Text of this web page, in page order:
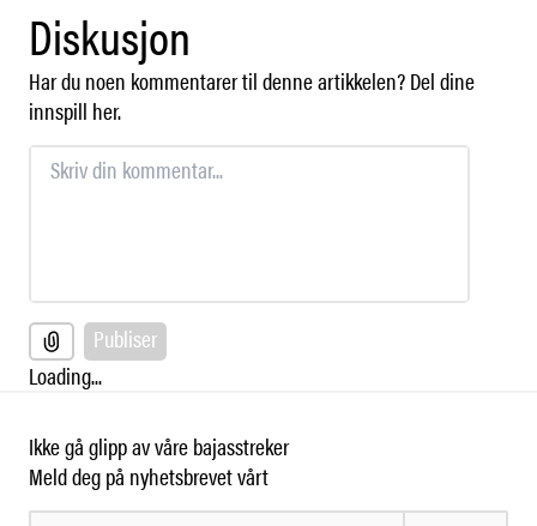
Diskusjon
Har du noen kommentarer til denne artikkelen? Del dine
innspill her.
Publiser
Loading...
Ikke gå glipp av våre bajasstreker
Meld deg på nyhetsbrevet vårt